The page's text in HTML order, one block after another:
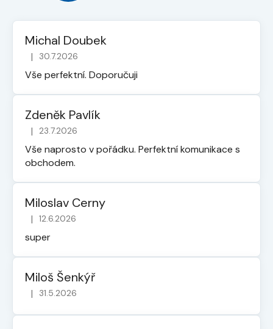
Michal Doubek
Hodnocení obchodu je 5 z 5 hvězdiček.
| 30.7.2026
Vše perfektní. Doporučuji
Zdeněk Pavlík
Hodnocení obchodu je 5 z 5 hvězdiček.
| 23.7.2026
Vše naprosto v pořádku. Perfektní komunikace s
obchodem.
Miloslav Cerny
Hodnocení obchodu je 5 z 5 hvězdiček.
| 12.6.2026
super
Miloš Šenkýř
Hodnocení obchodu je 5 z 5 hvězdiček.
| 31.5.2026